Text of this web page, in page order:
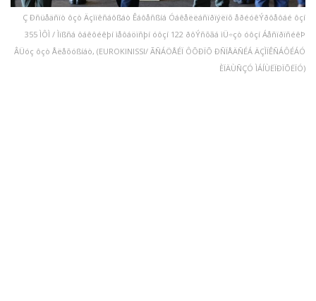
Ç Ðñüåäñïò ôçò Äçìïêñáôßáò Êáôåñßíá Óáêåëëáñïðïýëïõ åðéóêÝðôåôáé ôçí
355 ÌÔÌ / Ìïßñá ôáêôéêþí ìåôáöïñþí óôçí 122 ðôÝñõãá ìÜ÷çò óôçí ÁåñïðïñéêÞ
ÂÜóç ôçò Åëåõóßíáò, (EUROKINISSI/ ÃÑÁÖÅÉÏ ÔÕÐÏÕ ÐÑÏÅÄÑÉÁ ÄÇÌÏÊÑÁÔÉÁÓ
ÈÏÄÙÑÇÓ ÌÁÍÙËÏÐÏÕËÏÓ)